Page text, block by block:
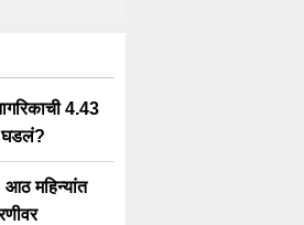
4.43
घडलं?
आठ महिन्यांत